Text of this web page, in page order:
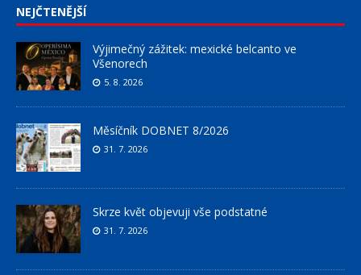
NEJČTENĚJŠÍ
Výjimečný zážitek: mexické belcanto ve
Všenorech
5. 8. 2026
Měsíčník DOBNET 8/2026
31. 7. 2026
Skrze květ objevuji vše podstatné
31. 7. 2026